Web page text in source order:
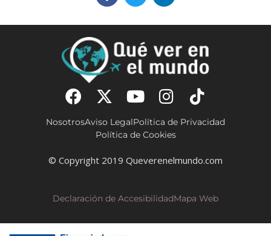
NosotrosAviso LegalPolítica de Privacidad
Política de Cookies
© Copyright 2019 Queverenelmundo.com
Declaración de AccesibilidadMapa Web